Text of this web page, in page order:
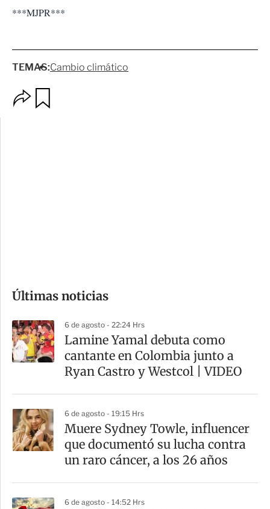
***MJPR***
TEMAS:Cambio climático
m
a
r
t
Últimas noticias
6 de agosto - 22:24 Hrs
Lamine Yamal debuta como
cantante en Colombia junto a
Ryan Castro y Westcol | VIDEO
6 de agosto - 19:15 Hrs
Muere Sydney Towle, influencer
que documentó su lucha contra
un raro cáncer, a los 26 años
6 de agosto - 14:52 Hrs